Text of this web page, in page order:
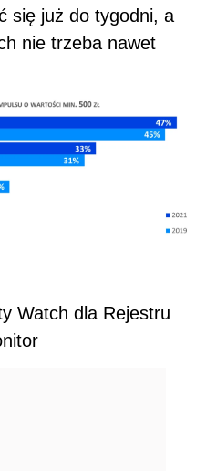
się już do tygodni, a
nie trzeba nawet
Watch dla Rejestru